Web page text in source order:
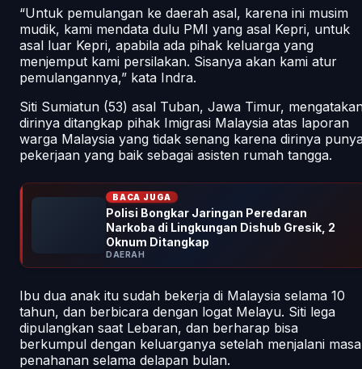
“Untuk pemulangan ke daerah asal, karena ini musim
mudik, kami mendata dulu PMI yang asal Kepri, untuk
asal luar Kepri, apabila ada pihak keluarga yang
menjemput kami persilakan. Sisanya akan kami atur
pemulangannya,” kata Indra.
Siti Sumiatun (53) asal Tuban, Jawa Timur,
dirinya ditangkap pihak Imigrasi Malaysia atas laporan
warga Malaysia yang tidak senang karena dirinya
pekerjaan yang baik sebagai asisten rumah tangga.
BACA JUGA
Polisi Bongkar Jaringan Peredaran
Narkoba di Lingkungan Dishub Gresik, 2
Oknum Ditangkap
DAERAH
Ibu dua anak itu sudah bekerja di Malaysia selama 10
tahun, dan berbicara dengan logat Melayu. Siti lega
dipulangkan saat Lebaran, dan berharap bisa
berkumpul dengan keluarganya setelah menjalani masa
penahanan selama delapan bulan.